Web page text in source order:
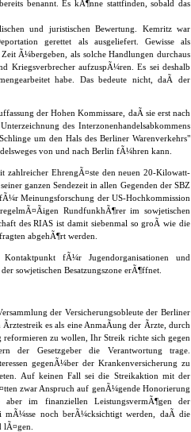
benannt. Es kÃ¶nne stattfinden, sobald das
und juristischen Bewertung. Kemritz war
gerettet als ausgeliefert. Gewisse als
Ã¼bergeben, als solche Handlungen durchaus
Kriegsverbrecher aufzuspÃ¼ren. Es sei deshalb
habe. Das bedeute nicht, daÃ der
der Hohen Kommissare, daÃ sie erst nach
des Interzonenhandelsabkommens
um den Hals des Berliner Warenverkehrs"
von und nach Berlin fÃ¼hren kann.
zahlreicher EhrengÃ¤ste den neuen 20-Kilowatt-
ganzen Sendezeit in allen Gegenden der SBZ
Meinungsforschung der US-Hochkommission
RundfunkhÃ¶rer im sowjetischen
des RIAS ist damit siebenmal so groÃ wie die
abgehÃ¶rt werden.
fÃ¼r Jugendorganisationen und
sowjetischen Besatzungszone erÃ¶ffnet.
der Versicherungsobleute der Berliner
es als eine AnmaÃung der Ãrzte, durch
reformieren zu wollen, Ihr Streik richte sich gegen
der Gesetzgeber die Verantwortung trage.
gegenÃ¼ber der Krankenversicherung zu
Auf keinen Fall sei die Streikaktion mit der
zwar Anspruch auf genÃ¼gende Honorierung
im finanziellen LeistungsvermÃ¶gen der
noch berÃ¼cksichtigt werden, daÃ die
lÃ¤gen.